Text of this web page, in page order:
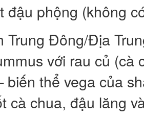
đậu phộng (không
Trung Đông/Địa
với rau củ (cà
thể vega của
cà chua, đậu lăng